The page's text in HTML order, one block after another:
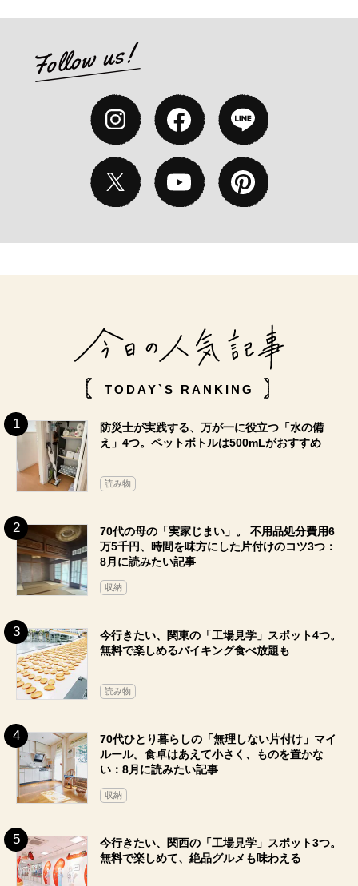
TODAY`S RANKING
防災士が実践する、万が一に役立つ「水の備
え」4つ。ペットボトルは500mLがおすすめ
読み物
70代の母の「実家じまい」。 不用品処分費用6
万5千円、時間を味方にした片付けのコツ3つ：
8月に読みたい記事
収納
今行きたい、関東の「工場見学」スポット4つ。
無料で楽しめるバイキング食べ放題も
読み物
70代ひとり暮らしの「無理しない片付け」マイ
ルール。食卓はあえて小さく、ものを置かな
い：8月に読みたい記事
収納
今行きたい、関西の「工場見学」スポット3つ。
無料で楽しめて、絶品グルメも味わえる